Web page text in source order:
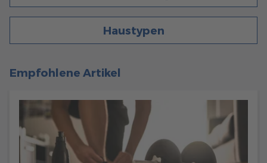
INDIVIDUALISIERUNGSMÖGLICHKEITEN FÜR
STADTVILLA-FERTIGHAUS
Verwandeln Sie Ihren Wohntraum in Realität mit einer
individuell gestalteten Stadtvilla.
Haustypen
Empfohlene Artikel